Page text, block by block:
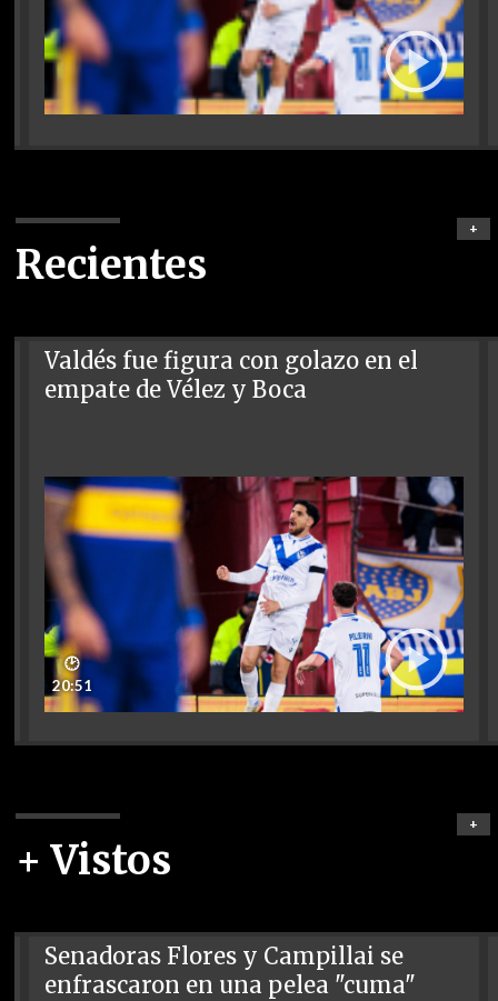
Recientes
+
Valdés fue figura con golazo en el
empate de Vélez y Boca
🕑
20:51
+ Vistos
+
Senadoras Flores y Campillai se
enfrascaron en una pelea "cuma"